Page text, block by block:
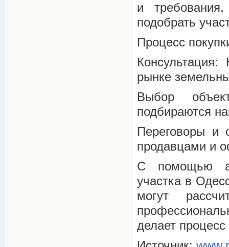
и
подобрать
Процесс
рынке
Выбор
подбираются
Переговоры и
продавцами и
С помощью
участка в
могут
делает